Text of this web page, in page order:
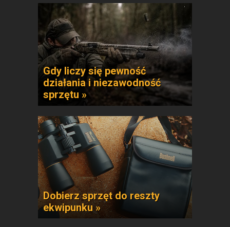
Gdy liczy się pewność
działania i niezawodność
sprzętu »
Dobierz sprzęt do reszty
ekwipunku »